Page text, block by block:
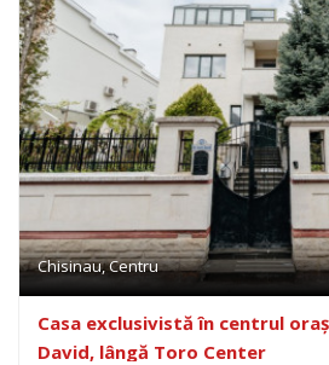
Chisinau, Centru
Casa exclusivistă în centrul
David, lângă Toro Center